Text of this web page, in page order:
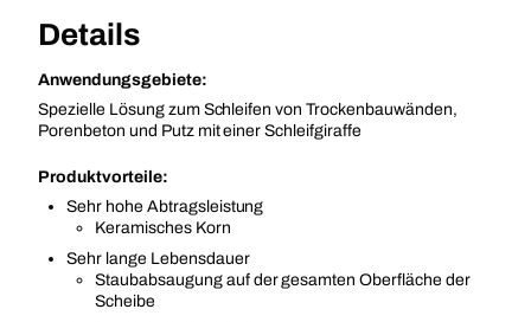
Details
Anwendungsgebiete:
Spezielle Lösung zum Schleifen von Trockenbauwänden,
Porenbeton und Putz mit einer Schleifgiraffe
Produktvorteile:
Sehr hohe Abtragsleistung
Keramisches Korn
Sehr lange Lebensdauer
Staubabsaugung auf der gesamten Oberfläche der
Scheibe